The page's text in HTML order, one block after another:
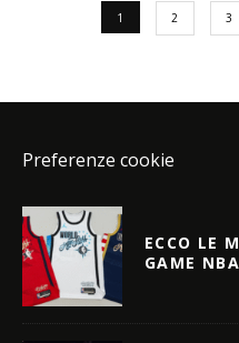
1 2 3
Preferenze cookie
ECCO LE
GAME